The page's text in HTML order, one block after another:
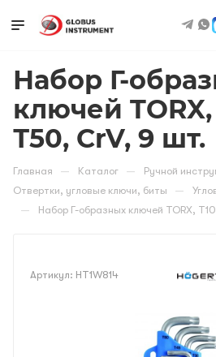
Набор Г-
ключей TORX,
Т50, CrV, 9 шт.
Главная — Каталог — Ручной
Отвертки, угловые ключи, биты —
— Набор Г-образных ключей TORX,
Артикул: HT1W814